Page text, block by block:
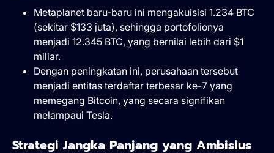
Metaplanet baru-baru ini mengakuisisi 1.234 BTC
(sekitar $133 juta), sehingga portofolionya
menjadi 12.345 BTC, yang bernilai lebih dari $1
miliar.
Dengan peningkatan ini, perusahaan tersebut
menjadi entitas terdaftar terbesar ke-7 yang
memegang Bitcoin, yang secara signifikan
melampaui Tesla.
Strategi Jangka Panjang yang Ambisius